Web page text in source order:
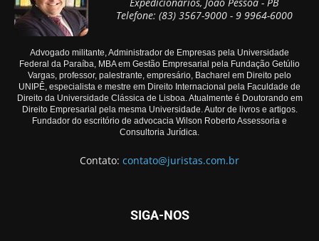
Expedicionários, João Pessoa - PB
Telefone: (83) 3567-9000 - 9 9964-6000
Advogado militante, Administrador de Empresas pela Universidade
Federal da Paraíba, MBA em Gestão Empresarial pela Fundação Getúlio
Vargas, professor, palestrante, empresário, Bacharel em Direito pelo
UNIPÊ, especialista e mestre em Direito Internacional pela Faculdade de
Direito da Universidade Clássica de Lisboa. Atualmente é Doutorando em
Direito Empresarial pela mesma Universidade. Autor de livros e artigos.
Fundador do escritório de advocacia Wilson Roberto Assessoria e
Consultoria Jurídica.
Contato: contato@juristas.com.br
SIGA-NOS